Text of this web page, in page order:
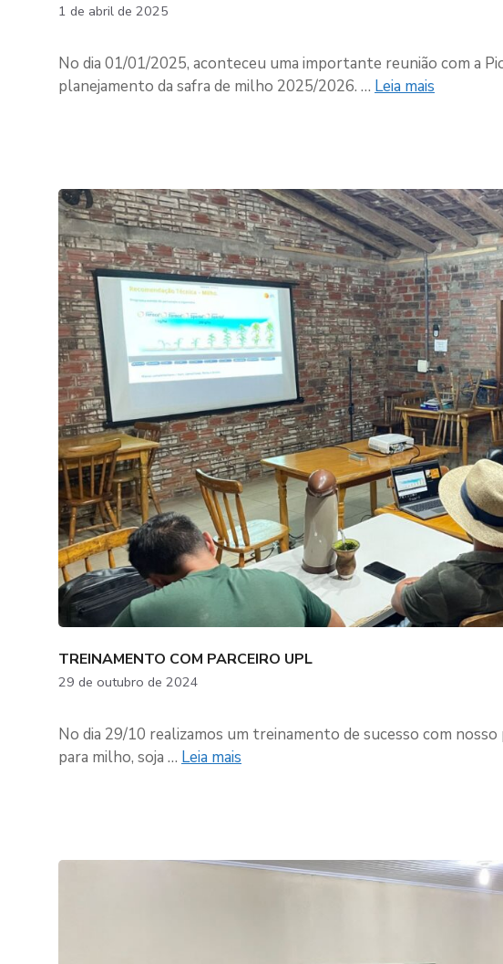
1 de abril de 2025
No dia 01/01/2025, aconteceu uma importante reunião com a
planejamento da safra de milho 2025/2026. … Leia mais
TREINAMENTO COM PARCEIRO UPL
29 de outubro de 2024
No dia 29/10 realizamos um treinamento de sucesso com
para milho, soja … Leia mais